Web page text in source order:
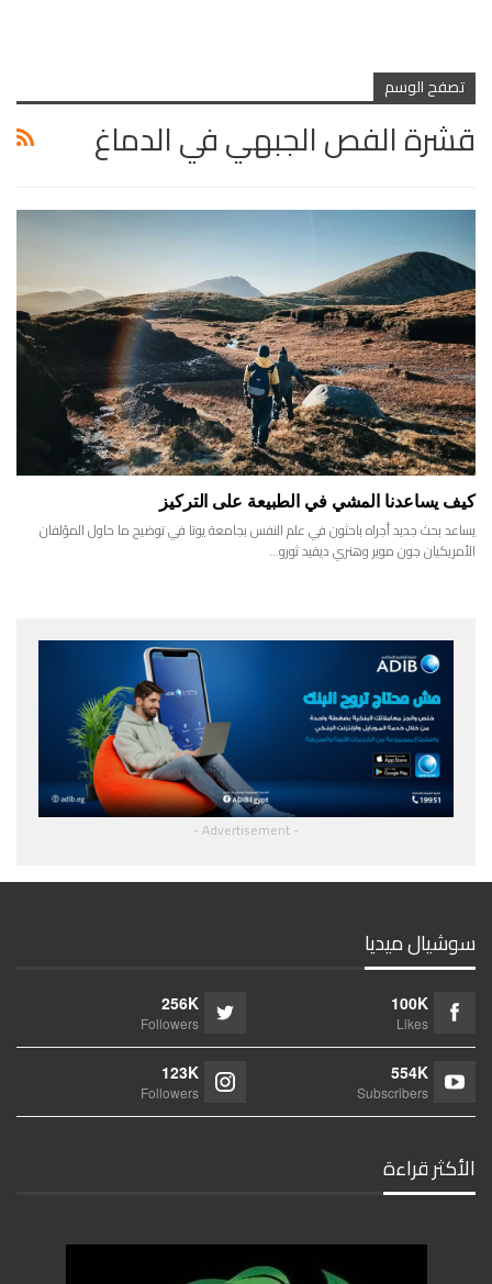
تصفح الوسم
قشرة الفص الجبهي في الدماغ
كيف يساعدنا المشي في الطبيعة على التركيز
يساعد بحث جديد أجراه باحثون في علم النفس بجامعة يوتا في توضيح ما حاول المؤلفان
الأمريكيان جون موير وهنري ديفيد ثورو…
- Advertisement -
سوشيال ميديا
100K
Likes
256K
Followers
554K
Subscribers
123K
Followers
الأكثر قراءة